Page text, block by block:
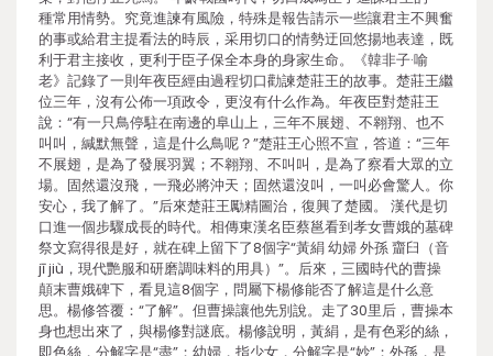
種常用情勢。究竟進諫有風險，特殊是報告請示一些讓君主不興奮
的事或給君主提看法的時辰，采用切口的情勢迂回悠揚地表達，既
利于君主接收，更利于臣子保全本身的身家生命。《韓非子·喻
老》記錄了一則年夜臣經由過程切口勸諫楚莊王的故事。楚莊王繼
位三年，沒有公佈一項政令，更沒有什么作為。年夜臣對楚莊王
說：“有一只鳥停駐在南邊的阜山上，三年不展翅、不翱翔、也不
叫叫，緘默無聲，這是什么鳥呢？”楚莊王心照不宣，答道：“三年
不展翅，是為了發展羽翼；不翱翔、不叫叫，是為了察看大眾的立
場。固然還沒飛，一飛必將沖天；固然還沒叫，一叫必會驚人。你
安心，我了解了。”后來楚莊王勵精圖治，復興了楚國。 漢代是切
口進一個步驟成長的時代。相傳東漢名臣蔡邕看到孝女曹娥的墓碑
祭文寫得很是好，就在碑上留下了8個字“黃絹 幼婦 外孫 齏臼（音
jī jiù，現代艷服和研磨調味料的用具）”。后來，三國時代的曹操
顛末曹娥碑下，看見這8個字，問屬下楊修能否了解這是什么意
思。楊修答覆：“了解”。但曹操讓他先別說。走了30里后，曹操本
身也想出來了，與楊修對謎底。楊修說明，黃絹，是有色彩的絲，